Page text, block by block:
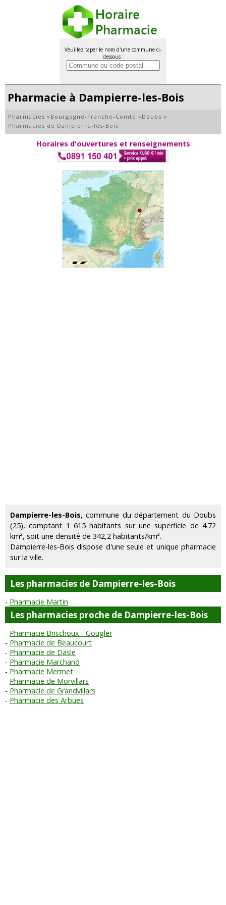
Veuillez taper le nom d'une commune ci-
dessous :
Pharmacie à Dampierre-les-Bois
Pharmacies » Bourgogne-Franche-Comté » Doubs »
Pharmacies de Dampierre-les-Bois
Horaires d'ouvertures et renseignements
Dampierre-les-Bois, commune du département du Doubs
(25), comptant 1 615 habitants sur une superficie de 4.72
km², soit une densité de 342,2 habitants/km².
Dampierre-les-Bois dispose d'une seule et unique pharmacie
sur la ville.
Les pharmacies de Dampierre-les-Bois
Pharmacie Martin
Les pharmacies proche de Dampierre-les-Bois
Pharmacie Brischoux - Gougler
Pharmacie de Beaucourt
Pharmacie de Dasle
Pharmacie Marchand
Pharmacie Mermet
Pharmacie de Morvillars
Pharmacie de Grandvillars
Pharmacie des Arbues